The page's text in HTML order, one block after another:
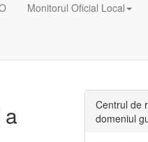
Monitorul Oficial Local
Centrul de
domeniul